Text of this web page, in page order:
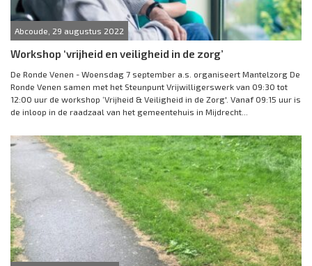
Abcoude, 29 augustus 2022
Workshop ‘vrijheid en veiligheid in de zorg’
De Ronde Venen - Woensdag 7 september a.s. organiseert Mantelzorg De
Ronde Venen samen met het Steunpunt Vrijwilligerswerk van 09:30 tot
12:00 uur de workshop ‘Vrijheid & Veiligheid in de Zorg'. Vanaf 09:15 uur is
de inloop in de raadzaal van het gemeentehuis in Mijdrecht...